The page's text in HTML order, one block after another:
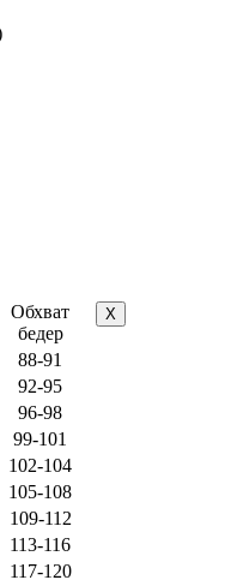
Обхват
бедер
X
88-91
92-95
96-98
99-101
102-104
105-108
109-112
113-116
117-120